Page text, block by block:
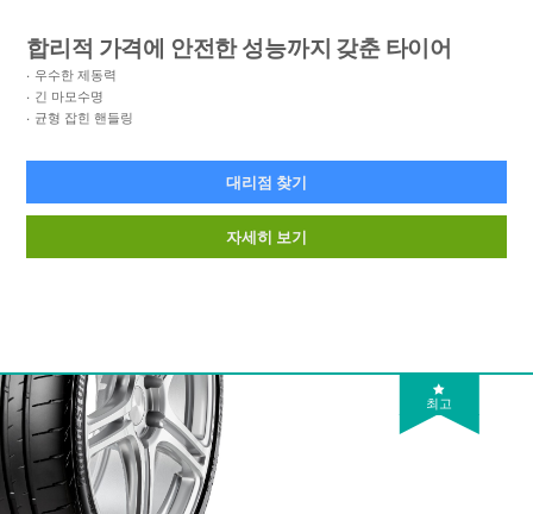
합리적 가격에 안전한 성능까지 갖춘 타이어
우수한 제동력
긴 마모수명
균형 잡힌 핸들링
대리점 찾기
자세히 보기
최고